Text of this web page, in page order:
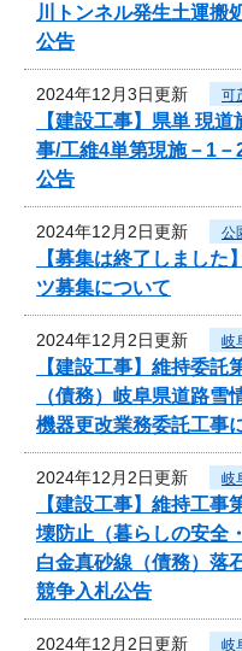
川トンネル発生土運搬
公告
2024年12月3日更新 可
【建設工事】県単 現
事/工維4単第現施－1
公告
2024年12月2日更新 公
【募集は終了しました
ツ募集について
2024年12月2日更新 岐
【建設工事】維持委
（債務）岐阜県道路
機器更改業務委託工事
2024年12月2日更新 岐
【建設工事】維持工
壊防止（暮らしの安全
白金真砂線（債務）落
競争入札公告
2024年12月2日更新 岐